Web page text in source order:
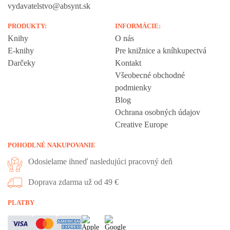
vydavatelstvo@absynt.sk
PRODUKTY:
Knihy
E-knihy
Darčeky
INFORMÁCIE:
O nás
Pre knižnice a kníhkupectvá
Kontakt
Všeobecné obchodné
podmienky
Blog
Ochrana osobných údajov
Creative Europe
POHODLNÉ NAKUPOVANIE
Odosielame ihneď nasledujúci pracovný deň
Doprava zdarma už od 49 €
PLATBY
Vážime si vaše súkromie
Táto stránka používa cookies, aby vám ponúkla skvelý zážitok z